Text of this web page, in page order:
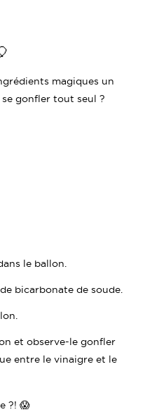
magiques un
gonfler tout seul ?
le ballon.
bicarbonate de soude.
et observe-le gonfler
entre le vinaigre et le
?! 😱